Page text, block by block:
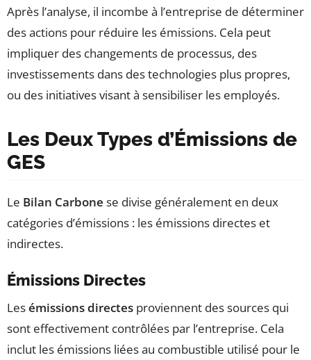
Après l’analyse, il incombe à l’entreprise de déterminer
des actions pour réduire les émissions. Cela peut
impliquer des changements de processus, des
investissements dans des technologies plus propres,
ou des initiatives visant à sensibiliser les employés.
Les Deux Types d’Émissions de
GES
Le Bilan Carbone se divise généralement en deux
catégories d’émissions : les émissions directes et
indirectes.
Émissions Directes
Lesémissions directes proviennent des sources qui
sont effectivement contrôlées par l’entreprise. Cela
inclut les émissions liées au combustible utilisé pour le